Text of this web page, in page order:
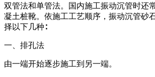
双管法和单管法。国内施工振动沉管时还
凝土桩靴。依施工工艺顺序，振动沉管砂
择以下几种∶
一、排孔法
由一端开始逐步施工到另一端。